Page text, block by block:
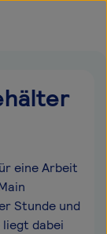
eine Arbeit
Stunde und
liegt dabei